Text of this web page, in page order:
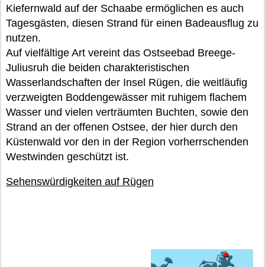
Kiefernwald auf der Schaabe ermöglichen es auch
Tagesgästen, diesen Strand für einen Badeausflug zu
nutzen.
Auf vielfältige Art vereint das Ostseebad Breege-
Juliusruh die beiden charakteristischen
Wasserlandschaften der Insel Rügen, die weitläufig
verzweigten Boddengewässer mit ruhigem flachem
Wasser und vielen verträumten Buchten, sowie den
Strand an der offenen Ostsee, der hier durch den
Küstenwald vor den in der Region vorherrschenden
Westwinden geschützt ist.
Sehenswürdigkeiten auf Rügen